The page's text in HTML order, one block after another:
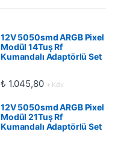
12V 5050smd ARGB Pixel
Modül 14Tuş Rf
Kumandalı Adaptörlü Set
₺ 1.045,80 + Kdv
12V 5050smd ARGB Pixel
Modül 21Tuş Rf
Kumandalı Adaptörlü Set